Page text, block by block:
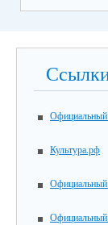
Официальный
Культура.рф
Официальный
Официальный